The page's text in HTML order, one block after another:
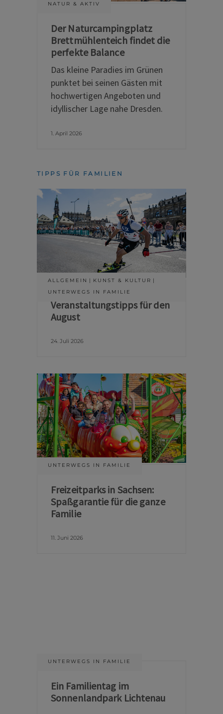
NATUR & AKTIV
Der Naturcampingplatz
Brettmühlenteich findet die
perfekte Balance
Das kleine Paradies im Grünen
punktet bei seinen Gästen mit
hochwertigen Angeboten und
idyllischer Lage nahe Dresden.
1. April 2026
TIPPS FÜR FAMILIEN
ALLGEMEIN
KUNST & KULTUR
UNTERWEGS IN FAMILIE
Veranstaltungstipps für den
August
24. Juli 2026
UNTERWEGS IN FAMILIE
Freizeitparks in Sachsen:
Spaßgarantie für die ganze
Familie
11. Juni 2026
UNTERWEGS IN FAMILIE
Ein Familientag im
Sonnenlandpark Lichtenau